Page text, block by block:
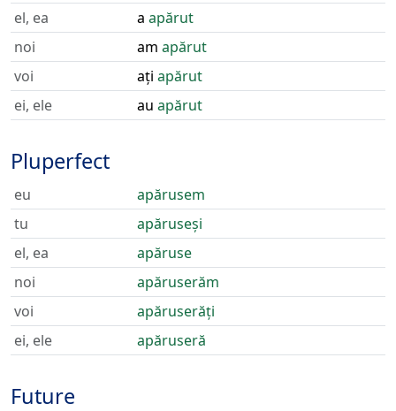
el, ea
a apărut
noi
am apărut
voi
ați apărut
ei, ele
au apărut
Pluperfect
eu
apărusem
tu
apăruseși
el, ea
apăruse
noi
apăruserăm
voi
apăruserăți
ei, ele
apăruseră
Future